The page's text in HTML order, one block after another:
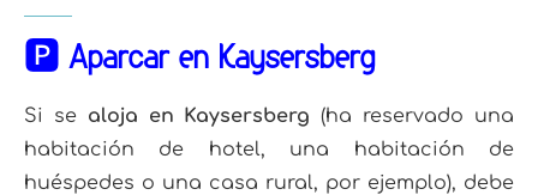
🅿️ Aparcar en Kaysersberg
Si se aloja en Kaysersberg (ha reservado una
habitación de hotel, una habitación de
huéspedes o una casa rural, por ejemplo), debe